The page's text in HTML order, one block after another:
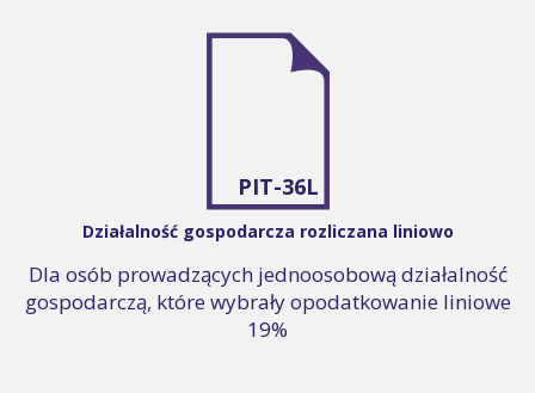
PIT-36L
Działalność gospodarcza rozliczana liniowo
Dla osób prowadzących jednoosobową działalność
gospodarczą, które wybrały opodatkowanie liniowe
19%